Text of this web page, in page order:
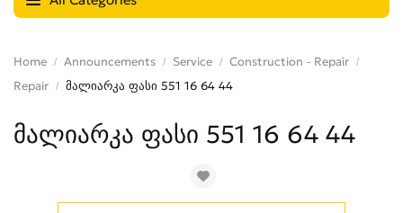
Home Announcements Service
Construction - Repair
Repair
მალიარკა ფასი 551 16 64 44
მალიარკა ფასი 551 16 64 44